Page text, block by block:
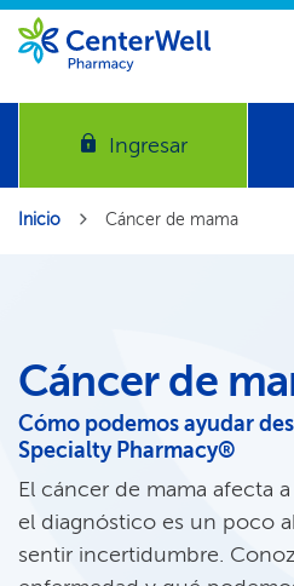
Ingresar​​
Inicio​​ Cáncer de mama​​
Cáncer de
Cómo podemos ayudar
Specialty Pharmacy®​​
El cáncer de mama afecta
el diagnóstico es un poco
sentir incertidumbre.